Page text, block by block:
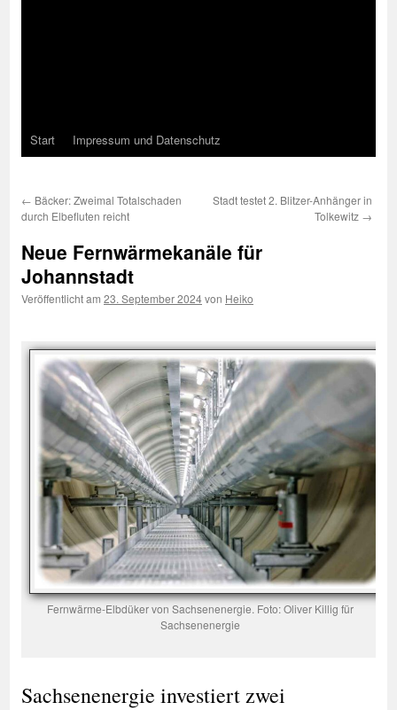
Start Impressum und Datenschutz
← Bäcker: Zweimal Totalschaden
durch Elbefluten reicht
Stadt testet 2. Blitzer-Anhänger in
Tolkewitz →
Neue Fernwärmekanäle für
Johannstadt
Veröffentlicht am 23. September 2024von Heiko
Fernwärme-Elbdüker von Sachsenenergie. Foto: Oliver Killig für
Sachsenenergie
Sachsenenergie investiert zwei